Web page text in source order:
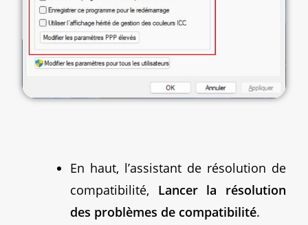
En haut, l’assistant de résolution de
compatibilité, Lancer la résolution
des problèmes de compatibilité.